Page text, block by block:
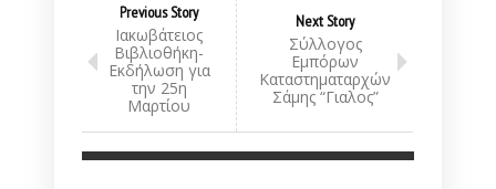
Previous Story
Ιακωβάτειος
Βιβλιοθήκη-
Εκδήλωση για
την 25η
Μαρτίου
Next Story
Σύλλογος
Εμπόρων
Καταστηματαρχών
Σάμης “Γιαλος”